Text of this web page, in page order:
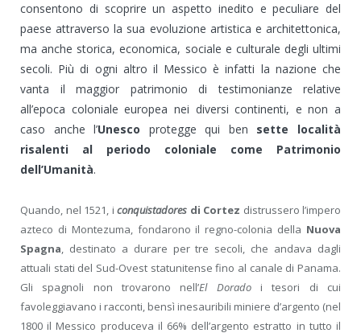
consentono di scoprire un aspetto inedito e peculiare del
paese attraverso la sua evoluzione artistica e architettonica,
ma anche storica, economica, sociale e culturale degli ultimi
secoli. Più di ogni altro il Messico è infatti la nazione che
vanta il maggior patrimonio di testimonianze relative
all’epoca coloniale europea nei diversi continenti, e non a
caso anche l’Unesco protegge qui ben sette località
risalenti al periodo coloniale come Patrimonio
dell’Umanità.
Quando, nel 1521, i conquistadores di Cortez distrussero l’impero
azteco di Montezuma, fondarono il regno-colonia della Nuova
Spagna, destinato a durare per tre secoli, che andava dagli
attuali stati del Sud-Ovest statunitense fino al canale di Panama.
Gli spagnoli non trovarono nell’El Dorado i tesori di cui
favoleggiavano i racconti, bensì inesauribili miniere d’argento (nel
1800 il Messico produceva il 66% dell’argento estratto in tutto il